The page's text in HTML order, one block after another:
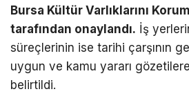
Bursa Kültür Varlıklarını
tarafından onaylandı. İş
süreçlerinin ise tarihi çarşının
uygun ve kamu yararı
belirtildi.